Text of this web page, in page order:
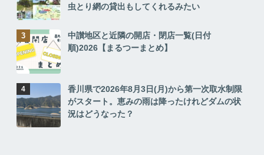
虫とり網の貸出もしてくれるみたい
中讃地区と近隣の開店・閉店一覧(日付
順)2026【まるつーまとめ】
香川県で2026年8月3日(月)から第一次取水制限
がスタート。恵みの雨は降ったけれどダムの状
況はどうなった？